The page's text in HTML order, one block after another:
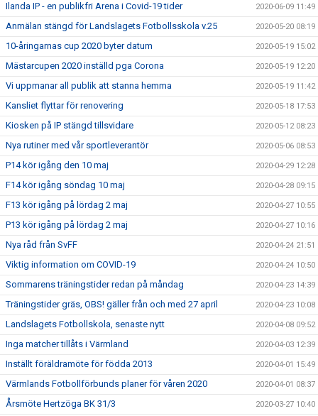
Ilanda IP - en publikfri Arena i Covid-19 tider 2020-06-09 11:49
Anmälan stängd för Landslagets Fotbollsskola v.25 2020-05-20 08:19
10-åringarnas cup 2020 byter datum 2020-05-19 15:02
Mästarcupen 2020 inställd pga Corona 2020-05-19 12:20
Vi uppmanar all publik att stanna hemma 2020-05-19 11:42
Kansliet flyttar för renovering 2020-05-18 17:53
Kiosken på IP stängd tillsvidare 2020-05-12 08:23
Nya rutiner med vår sportleverantör 2020-05-06 08:53
P14 kör igång den 10 maj 2020-04-29 12:28
F14 kör igång söndag 10 maj 2020-04-28 09:15
F13 kör igång på lördag 2 maj 2020-04-27 10:55
P13 kör igång på lördag 2 maj 2020-04-27 10:16
Nya råd från SvFF 2020-04-24 21:51
Viktig information om COVID-19 2020-04-24 10:50
Sommarens träningstider redan på måndag 2020-04-23 14:39
Träningstider gräs, OBS! gäller från och med 27 april 2020-04-23 10:08
Landslagets Fotbollskola, senaste nytt 2020-04-08 09:52
Inga matcher tillåts i Värmland 2020-04-03 12:39
Inställt föräldramöte för födda 2013 2020-04-01 15:49
Värmlands Fotbollförbunds planer för våren 2020 2020-04-01 08:37
Årsmöte Hertzöga BK 31/3 2020-03-27 10:40